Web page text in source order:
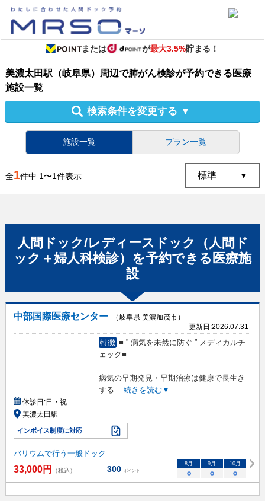
または が最大3.5%貯まる！
美濃太田駅（岐阜県）周辺で肺がん検診が予約できる医療
施設一覧
検索条件を変更する ▼
施設一覧 プラン一覧
全1件中 1〜1件表示
人間ドック/レディースドック（人間ド
ック＋婦人科検診） を予約できる 医療施
設
中部国際医療センター
（岐阜県 美濃加茂市）
更新日:2026.07.31
特徴 ■ ” 病気を未然に防ぐ ” メディカルチ
ェック■
病気の早期発見・早期治療は健康で長生き
する... 続きを読む▼
休診日:日・祝
美濃太田駅
インボイス制度に対応
バリウムで行う一般ドック
33,000円 （税込） 300 ポイント
8月 9月 10月
○ ○ ○